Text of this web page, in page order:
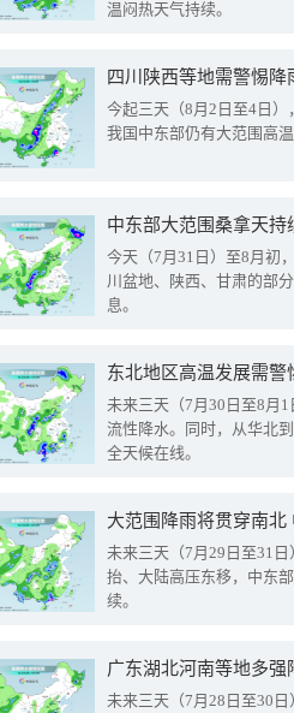
温闷热天气持续。
今起三天（8月2日至4日
我国中东部仍有大范围高
中东部大范围桑拿天
今天（7月31日）至8月初
川盆地、陕西、甘肃的部
息。
东北地区高温发展需
未来三天（7月30日至8月
流性降水。同时，从华北
全天候在线。
大范围降雨将贯穿南
未来三天（7月29日至31
抬、大陆高压东移，中东
续。
广东湖北河南等地多
未来三天（7月28日至30